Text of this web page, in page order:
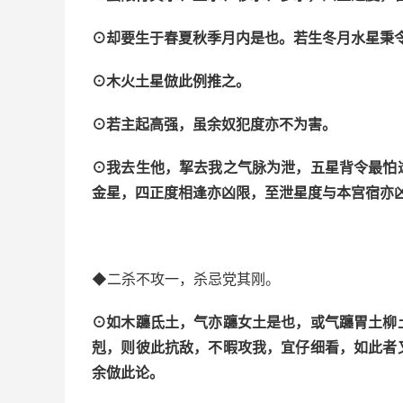
⊙却要生于春夏秋季月内是也。若生冬月水星秉
⊙木火土星倣此例推之。
⊙若主起高强，虽余奴犯度亦不为害。
⊙我去生他，挈去我之气脉为泄，五星背令最
金星，四正度相逢亦凶限，至泄星度与本宫宿亦
◆二杀不攻一，杀忌党其刚。
⊙如木躔氐土，气亦躔女土是也，或气躔胃土
剋，则彼此抗敌，不暇攻我，宜仔细看，如此
余倣此论。